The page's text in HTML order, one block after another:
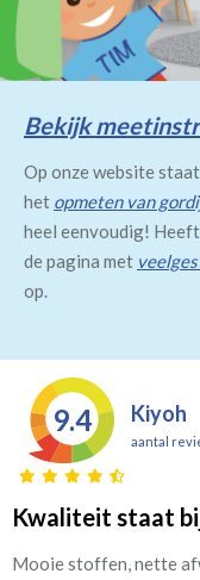
Bekijk
Op onze website
het opmeten van
heel eenvoudig!
de pagina met
op.
9.4 Kiyoh
aantal
Kwaliteit staat
Mooie stoffen, nette